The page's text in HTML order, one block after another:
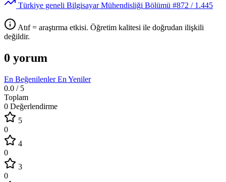
Türkiye geneli Bilgisayar Mühendisliği Bölümü #872 / 1.445
Atıf = araştırma etkisi. Öğretim kalitesi ile doğrudan ilişkili
değildir.
0 yorum
En BeğenilenlerEn Yeniler
0.0 / 5
Toplam
0 Değerlendirme
5
0
4
0
3
0